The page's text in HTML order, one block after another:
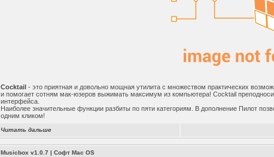
Cocktail - это приятная и довольно мощная утилита с множеством практических
и помогает сотням мак-юзеров выжимать максимум из компьютера! Cocktail
интерфейса.
Наиболее значительные функции разбиты по пяти категориям. В дополнение Пилот
одним кликом!
Читать дальше
Musicbox v1.0.7 |Софт Mac OS